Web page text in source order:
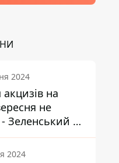
2024
на
не
Зеленський не
2024